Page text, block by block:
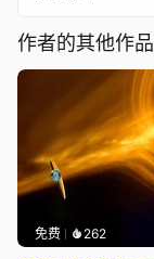
作者的其他作品
免费 262